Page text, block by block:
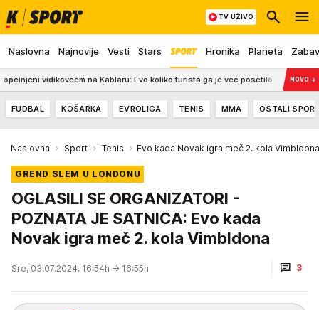
Naslovna Najnovije Vesti Stars Hronika Planeta
TV UŽIVO
vidikovcem na Kablaru: Evo koliko turista ga je već posetilo i do kada je ulaz
NOVO →
FUDBAL KOŠARKA EVROLIGA TENIS MMA OSTALI
Naslovna Sport Tenis Evo kada Novak igra meč 2. kola Vimbldona
GREND SLEM U LONDONU
OGLASILI SE ORGANIZATORI -
POZNATA JE SATNICA: Evo kada
Novak igra meč 2. kola Vimbldona
Sre, 03.07.2024. 16:54h → 16:55h 3